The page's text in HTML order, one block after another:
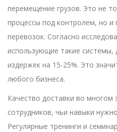
перемещение грузов. Это не
процессы под контролем, но и
перевозок. Согласно
использующие такие
издержек на 15-25%. Это
любого бизнеса.
Качество доставки во многом
сотрудников, чьи навыки
Регулярные тренинги и